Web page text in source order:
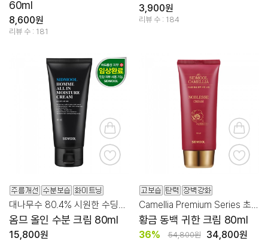
60ml
8,600원
리뷰 수 : 181
3,900원
리뷰 수 : 184
옴므 올인 수분 크림 80ml
15,800원
황금 동백 귀한 크림 80ml
36% 54,800원 34,800원